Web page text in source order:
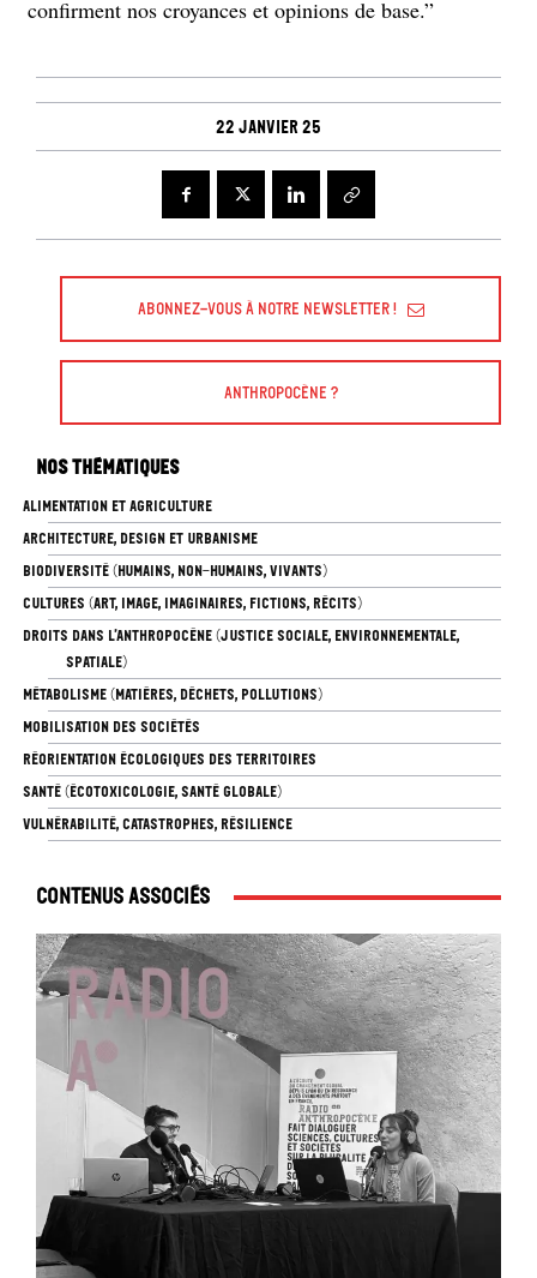
confirment nos croyances et opinions de base.”
22 janvier 25
Abonnez-vous à Notre Newsletter !
Anthropocène ?
Nos thématiques
ALIMENTATION ET AGRICULTURE
ARCHITECTURE, DESIGN ET URBANISME
BIODIVERSITÉ (HUMAINS, NON-HUMAINS, VIVANTS)
CULTURES (ART, IMAGE, IMAGINAIRES, FICTIONS, RÉCITS)
DROITS DANS L’ANTHROPOCÈNE (JUSTICE SOCIALE, ENVIRONNEMENTALE,
SPATIALE)
MÉTABOLISME (MATIÈRES, DÉCHETS, POLLUTIONS)
MOBILISATION DES SOCIÉTÉS
RÉORIENTATION ÉCOLOGIQUES DES TERRITOIRES
SANTÉ (ÉCOTOXICOLOGIE, SANTÉ GLOBALE)
VULNÉRABILITÉ, CATASTROPHES, RÉSILIENCE
Contenus associés